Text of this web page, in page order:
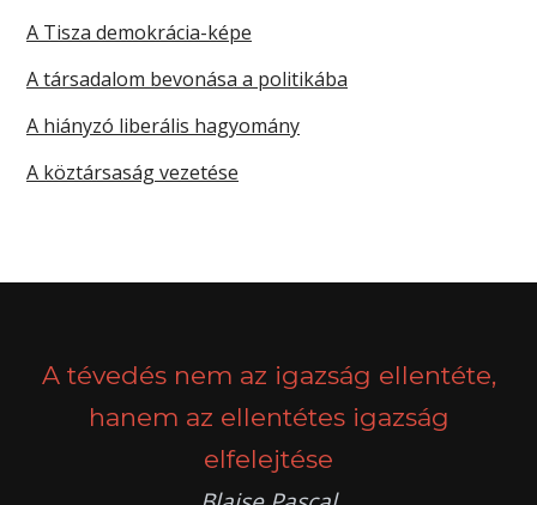
A Tisza demokrácia-képe
A társadalom bevonása a politikába
A hiányzó liberális hagyomány
A köztársaság vezetése
A tévedés nem az igazság ellentéte,
hanem az ellentétes igazság
elfelejtése